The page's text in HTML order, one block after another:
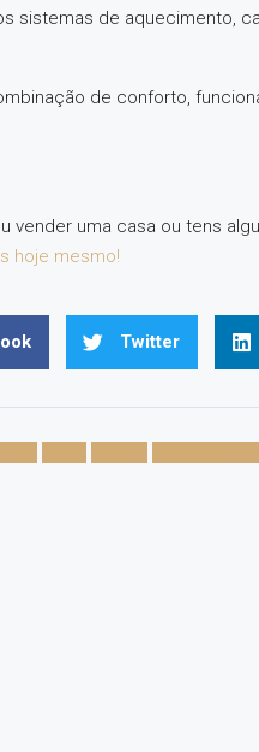
sistemas de aquecimento,
de conforto,
vender uma casa ou tens
hoje mesmo!
Twitter